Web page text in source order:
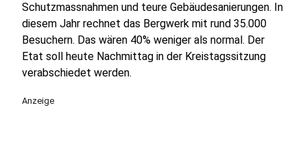
Schutzmassnahmen und teure Gebäudesanierungen. In
diesem Jahr rechnet das Bergwerk mit rund 35.000
Besuchern. Das wären 40% weniger als normal. Der
Etat soll heute Nachmittag in der Kreistagssitzung
verabschiedet werden.
Anzeige